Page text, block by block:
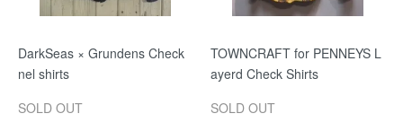
DarkSeas × Grundens Check
nel shirts
SOLD OUT
TOWNCRAFT for PENNEYS L
ayerd Check Shirts
SOLD OUT